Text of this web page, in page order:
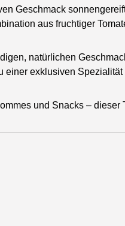
Geschmack
aus fruchtiger
natürlichen
exklusiven Spezialität
und Snacks –